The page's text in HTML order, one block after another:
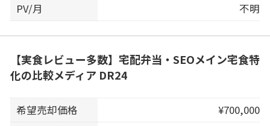
PV/月
不明
【実食レビュー多数】宅配弁当・SEOメイン宅食特
化の比較メディア DR24
希望売却価格
¥700,000